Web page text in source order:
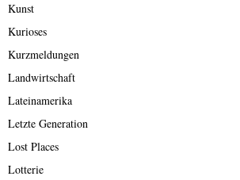
Kunst
Kurioses
Kurzmeldungen
Landwirtschaft
Lateinamerika
Letzte Generation
Lost Places
Lotterie